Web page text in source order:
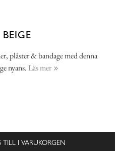
plåster & bandage med denna
nyans. Läs mer
TILL I VARUKORGEN